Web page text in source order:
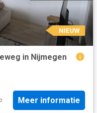
NIEUW
in Nijmegen
Meer informatie